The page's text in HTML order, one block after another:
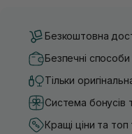
Безкоштовна
Безпечні
Тільки
Система бонусів
Кращі ціни та